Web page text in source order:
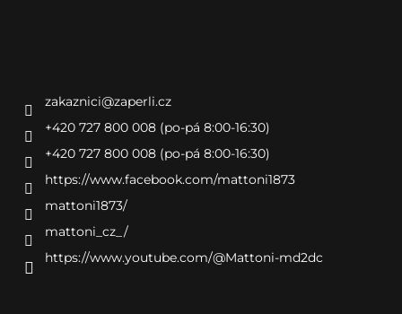
zakaznici@zaperli.cz
+420 727 800 008 (po-pá 8:00-16:30)
+420 727 800 008 (po-pá 8:00-16:30)
https://www.facebook.com/mattoni1873
mattoni1873/
mattoni_cz_/
https://www.youtube.com/@Mattoni-md2dc